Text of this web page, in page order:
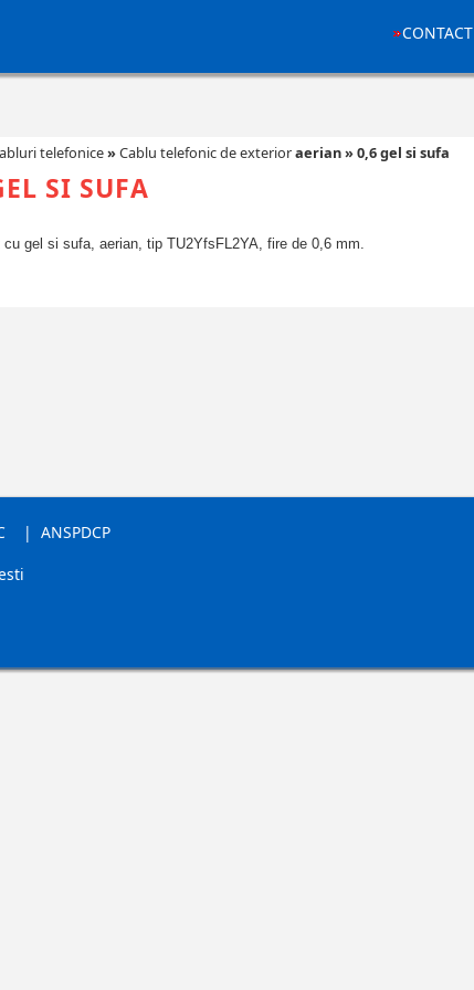
CONTACT
SI SUFA
telefonice»Cablu telefonic de exterioraerian»0,6 gel si sufa
cu gel si sufa, aerian, tip TU2YfsFL2YA, fire de 0,6 mm.
|ANSPDCP